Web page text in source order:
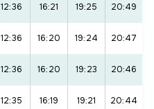
12:36 16:21 19:25 20:49
12:36 16:20 19:24 20:47
12:36 16:20 19:23 20:46
12:35 16:19 19:21 20:44